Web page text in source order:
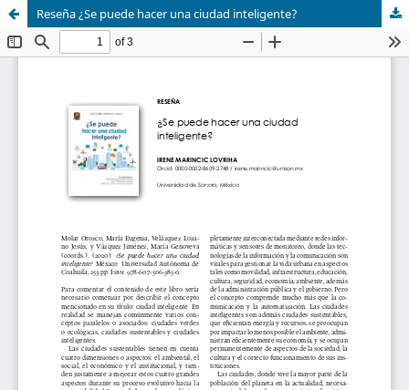
Reseña ¿Se puede hacer una ciudad inteligente?